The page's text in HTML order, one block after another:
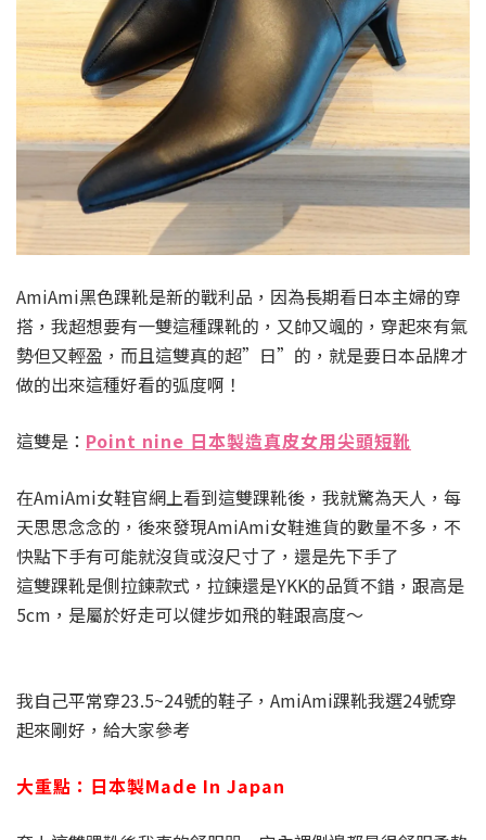
AmiAmi黑色踝靴是新的戰利品，因為長期看日本主婦的穿
搭，我超想要有一雙這種踝靴的，又帥又颯的，穿起來有氣
勢但又輕盈，而且這雙真的超”日”的，就是要日本品牌才
做的出來這種好看的弧度啊！
這雙是： Point nine 日本製造真皮女用尖頭短靴
在AmiAmi女鞋官網上看到這雙踝靴後，我就驚為天人，每
天思思念念的，後來發現AmiAmi女鞋進貨的數量不多，不
快點下手有可能就沒貨或沒尺寸了，還是先下手了
這雙踝靴是側拉鍊款式，拉鍊還是YKK的品質不錯，跟高是
5cm，是屬於好走可以健步如飛的鞋跟高度～
我自己平常穿23.5~24號的鞋子，AmiAmi踝靴我選24號穿
起來剛好，給大家參考
大重點：日本製Made In Japan